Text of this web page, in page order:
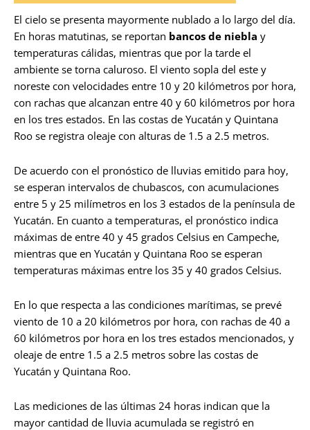
El cielo se presenta mayormente nublado a lo largo del día.
En horas matutinas, se reportan bancos de niebla y
temperaturas cálidas, mientras que por la tarde el
ambiente se torna caluroso. El viento sopla del este y
noreste con velocidades entre 10 y 20 kilómetros por hora,
con rachas que alcanzan entre 40 y 60 kilómetros por hora
en los tres estados. En las costas de Yucatán y Quintana
Roo se registra oleaje con alturas de 1.5 a 2.5 metros.
De acuerdo con el pronóstico de lluvias emitido para hoy,
se esperan intervalos de chubascos, con acumulaciones
entre 5 y 25 milímetros en los 3 estados de la península de
Yucatán. En cuanto a temperaturas, el pronóstico indica
máximas de entre 40 y 45 grados Celsius en Campeche,
mientras que en Yucatán y Quintana Roo se esperan
temperaturas máximas entre los 35 y 40 grados Celsius.
En lo que respecta a las condiciones marítimas, se prevé
viento de 10 a 20 kilómetros por hora, con rachas de 40 a
60 kilómetros por hora en los tres estados mencionados, y
oleaje de entre 1.5 a 2.5 metros sobre las costas de
Yucatán y Quintana Roo.
Las mediciones de las últimas 24 horas indican que la
mayor cantidad de lluvia acumulada se registró en